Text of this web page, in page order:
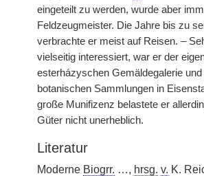
eingeteilt zu werden, wurde aber
Feldzeugmeister. Die Jahre bis zu
verbrachte er meist auf Reisen. –
vielseitig interessiert, war er der
esterházyschen Gemäldegalerie
botanischen Sammlungen in
große Munifizenz belastete er
Güter nicht unerheblich.
Literatur
Moderne Biogrr. …, hrsg. v. K.